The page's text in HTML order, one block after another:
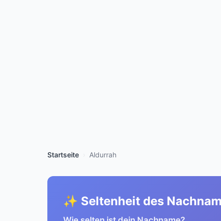
Startseite Aldurrah
✨ Seltenheit des